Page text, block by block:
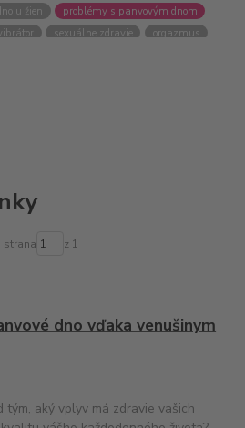
u žien
problémy s panvovým dnom
sexuálne zdravie orgazmus
strana z 1
dno vďaka venušinym
tým, aký vplyv má zdravie vašich